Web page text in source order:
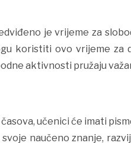
je vrijeme za
koristiti ovo vrijeme za
aktivnosti pružaju
učenici će imati
naučeno znanje,